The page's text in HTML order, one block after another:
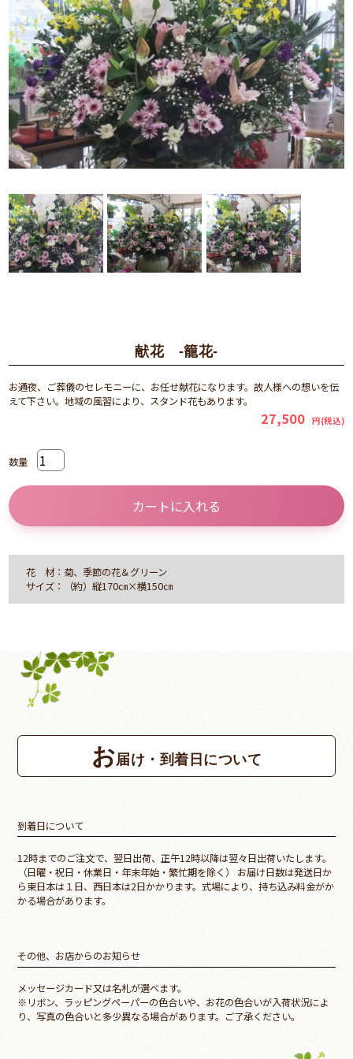
献花 -籠花-
お通夜、ご葬儀のセレモニーに、お任せ献花になります。故人様への想いを伝
えて下さい。地域の風習により、スタンド花もあります。
27,500 円(税込)
数量
カートに入れる
花 材：菊、季節の花＆グリーン
サイズ：（約）縦170㎝×横150㎝
お届け・到着日について
到着日について
12時までのご注文で、翌日出荷、正午12時以降は翌々日出荷いたします。
（日曜・祝日・休業日・年末年始・繁忙期を除く） お届け日数は発送日か
ら東日本は１日、西日本は2日かかります。式場により、持ち込み料金がか
かる場合があります。
その他、お店からのお知らせ
メッセージカード又は名札が選べます。
※リボン、ラッピングペーパーの色合いや、お花の色合いが入荷状況によ
り、写真の色合いと多少異なる場合があります。ご了承ください。